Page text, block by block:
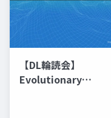
【DL輪読会】
Evolutionary